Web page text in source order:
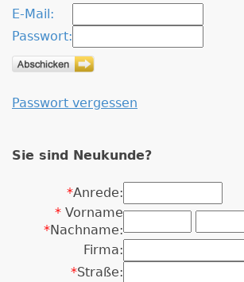
E-Mail:
Passwort:
Passwort vergessen
Sie sind Neukunde?
*Anrede:
* Vorname
*Nachname:
Firma:
*Straße: